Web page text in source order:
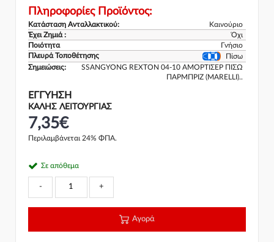
Πληροφορίες Προϊόντος:
Κατάσταση Ανταλλακτικού:
Καινούριο
Έχει Ζημιά :
Όχι
Ποιότητα
Γνήσιο
Πλευρά Τοποθέτησης
Πίσω
Σημειώσεις:
SSANGYONG REXTON 04-10 ΑΜΟΡΤΙΣΕΡ ΠΙΣΩ
ΠΑΡΜΠΡΙΖ (MARELLI)..
ΕΓΓΎΗΣΗ
ΚΑΛΗΣ ΛΕΙΤΟΥΡΓΙΑΣ
7,35€
Περιλαμβάνεται 24% ΦΠΑ.
Σε απόθεμα
- +
Αγορά